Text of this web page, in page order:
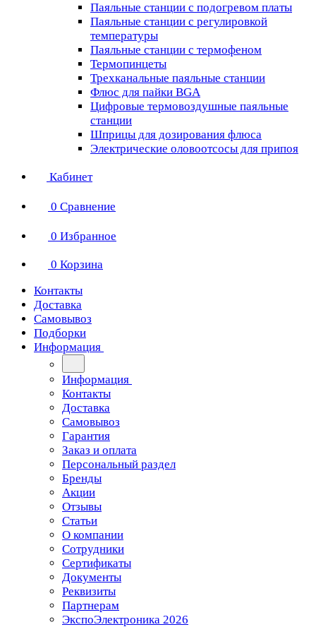
Паяльные станции с подогревом платы
Паяльные станции с регулировкой
температуры
Паяльные станции с термофеном
Термопинцеты
Трехканальные паяльные станции
Флюс для пайки BGA
Цифровые термовоздушные паяльные
станции
Шприцы для дозирования флюса
Электрические оловоотсосы для припоя
Кабинет
0 Сравнение
0 Избранное
0 Корзина
Контакты
Доставка
Самовывоз
Подборки
Информация
Информация
Контакты
Доставка
Самовывоз
Гарантия
Заказ и оплата
Персональный раздел
Бренды
Акции
Отзывы
Статьи
О компании
Сотрудники
Сертификаты
Документы
Реквизиты
Партнерам
ЭкспоЭлектроника 2026